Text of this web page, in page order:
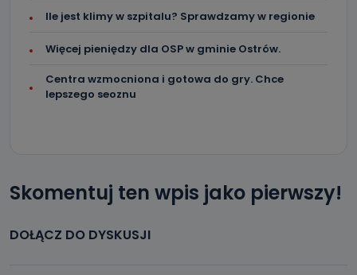
Ile jest klimy w szpitalu? Sprawdzamy w regionie
Więcej pieniędzy dla OSP w gminie Ostrów.
Centra wzmocniona i gotowa do gry. Chce
lepszego seoznu
Skomentuj ten wpis jako pierwszy!
DOŁĄCZ DO DYSKUSJI